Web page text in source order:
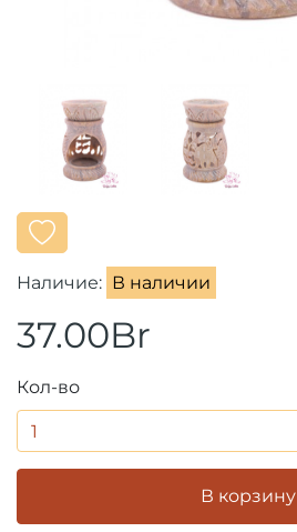
Наличие: В наличии
37.00Br
Кол-во
В корзину